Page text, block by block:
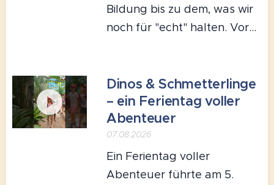
Bildung bis zu dem, was wir
noch für "echt" halten. Vor...
Dinos & Schmetterlinge
– ein Ferientag voller
Abenteuer
07.08.2026
Ein Ferientag voller
Abenteuer führte am 5.